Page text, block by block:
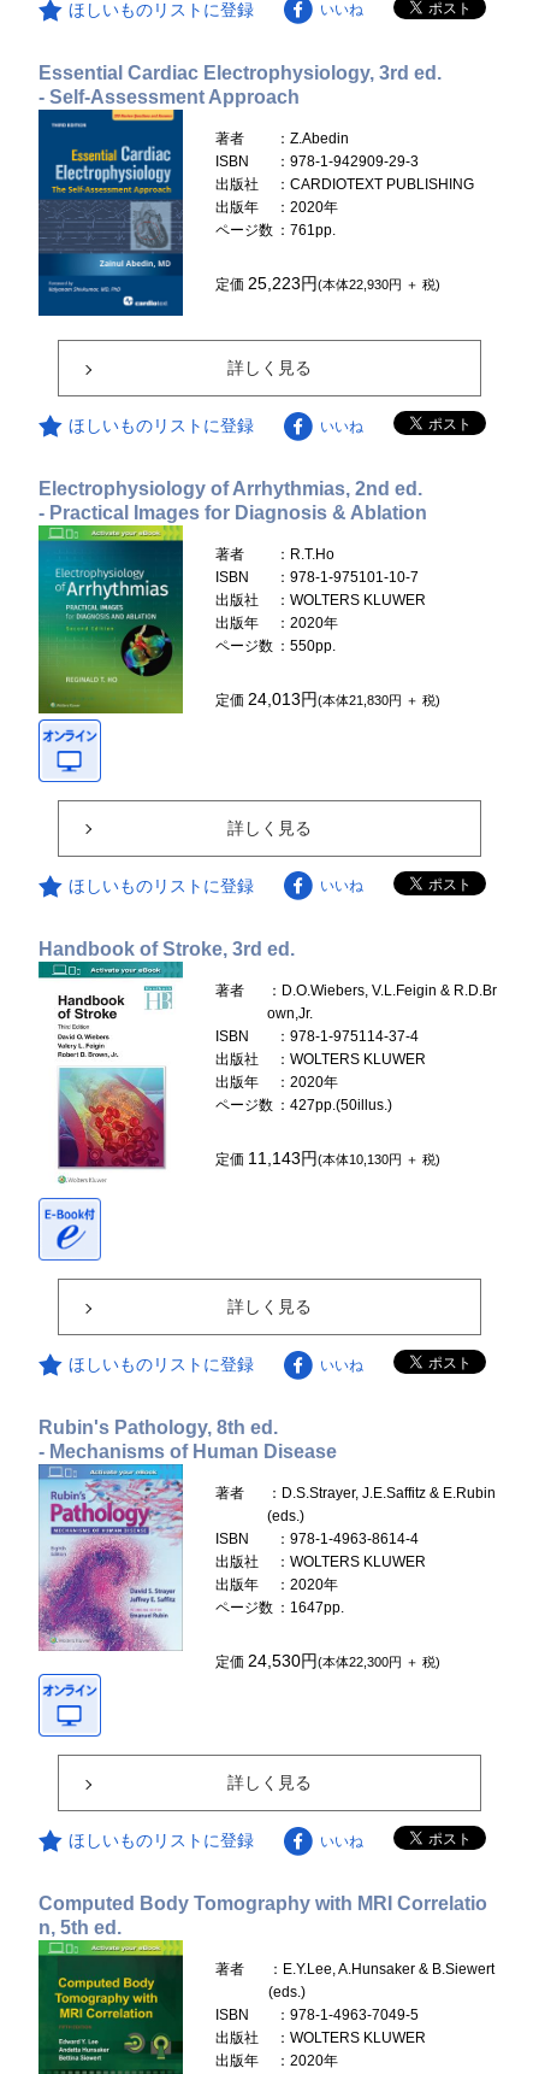
ほしいものリストに登録 いいね
Essential Cardiac Electrophysiology, 3rd ed.
- Self-Assessment Approach
著者
：Z.Abedin
ISBN
：978-1-942909-29-3
出版社
：CARDIOTEXT PUBLISHING
出版年
：2020年
ページ数 ：761pp.
定価 25,223円(本体22,930円 ＋ 税)
詳しく見る
ほしいものリストに登録 いいね
Electrophysiology of Arrhythmias, 2nd ed.
- Practical Images for Diagnosis & Ablation
著者
：R.T.Ho
ISBN
：978-1-975101-10-7
出版社
：WOLTERS KLUWER
出版年
：2020年
ページ数 ：550pp.
定価24,013円(本体21,830円 ＋ 税)
詳しく見る
ほしいものリストに登録 いいね
Handbook of Stroke, 3rd ed.
著者
：D.O.Wiebers, V.L.Feigin & R.D.Br
own,Jr.
ISBN
：978-1-975114-37-4
出版社
：WOLTERS KLUWER
出版年
：2020年
ページ数 ：427pp.(50illus.)
定価 11,143円(本体10,130円 ＋ 税)
詳しく見る
ほしいものリストに登録 いいね
Rubin's Pathology, 8th ed.
- Mechanisms of Human Disease
著者
：D.S.Strayer, J.E.Saffitz & E.Rubin
(eds.)
ISBN
：978-1-4963-8614-4
出版社
：WOLTERS KLUWER
出版年
：2020年
ページ数 ：1647pp.
定価24,530円(本体22,300円 ＋ 税)
詳しく見る
ほしいものリストに登録 いいね
Computed Body Tomography with MRI Correlatio
n, 5th ed.
著者
：E.Y.Lee, A.Hunsaker & B.Siewert
(eds.)
ISBN
：978-1-4963-7049-5
出版社
：WOLTERS KLUWER
出版年
：2020年